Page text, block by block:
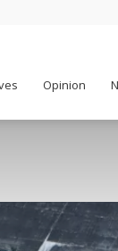
Opinion